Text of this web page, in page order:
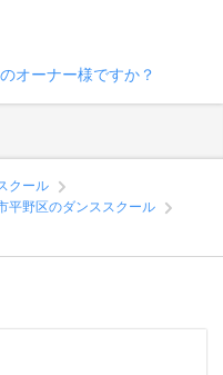
オーナー様ですか？
クール
平野区のダンススクール